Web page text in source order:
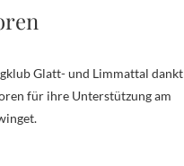
Glatt- und Limmattal dankt
für ihre Unterstützung am